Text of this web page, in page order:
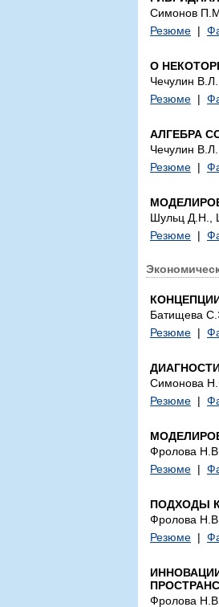
Симонов
Резюме |
О
Чечулин В.Л.
Резюме |
АЛГЕБРА
Чечулин В.Л.
Резюме |
Шульц Д.Н.,
Резюме |
Батищева
Резюме |
Симонова
Резюме |
Фролова
Резюме |
ПОДХОДЫ
Фролова
Резюме |
Фролова